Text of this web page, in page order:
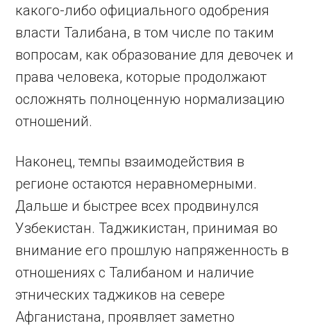
какого-либо официального одобрения
власти Талибана, в том числе по таким
вопросам, как образование для девочек и
права человека, которые продолжают
осложнять полноценную нормализацию
отношений.
Наконец, темпы взаимодействия в
регионе остаются неравномерными.
Дальше и быстрее всех продвинулся
Узбекистан. Таджикистан, принимая во
внимание его прошлую напряженность в
отношениях с Талибаном и наличие
этнических таджиков на севере
Афганистана, проявляет заметно